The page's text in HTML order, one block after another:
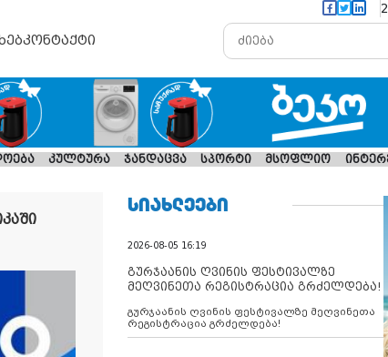
კონტაქტი
კულტურა ჯანდაცვა სპორტი მსოფლიო
ᲡᲘᲐᲮᲚᲔᲔᲑᲘ
2026-08-05 16:19
გურჯაანის ღვინის ფესტივალზე
მეღვინეთა რეგისტრაცია გრძელდება!
გურჯაანის ღვინის ფესტივალზე მეღვინეთა
რეგისტრაცია გრძელდება!